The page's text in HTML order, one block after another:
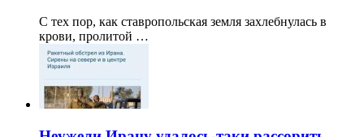
С тех пор, как ставропольская земля захлебнулась в
крови, пролитой …